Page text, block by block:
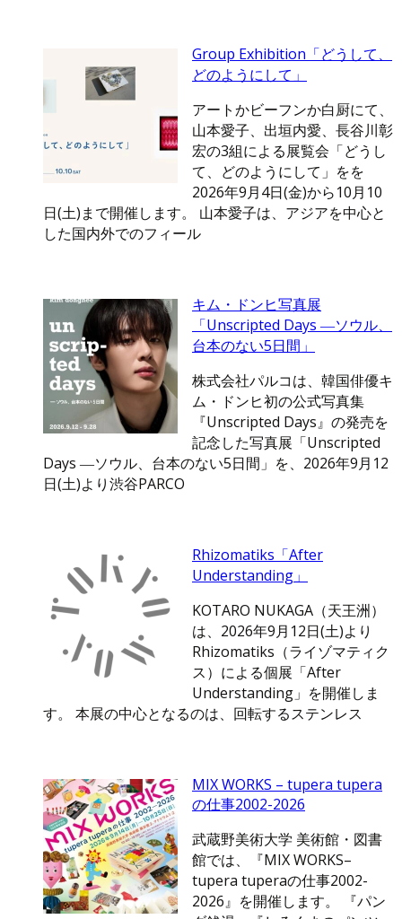
Group Exhibition「どうして、
どのようにして」
アートかビーフンか白厨にて、
山本愛子、出垣内愛、長谷川彰
宏の3組による展覧会「どうし
て、どのようにして」をを
2026年9月4日(金)から10月10
日(土)まで開催します。 山本愛子は、アジアを中心と
した国内外でのフィール
キム・ドンヒ写真展
「Unscripted Days ―ソウル、
台本のない5日間」
株式会社パルコは、韓国俳優キ
ム・ドンヒ初の公式写真集
『Unscripted Days』の発売を
記念した写真展「Unscripted
Days ―ソウル、台本のない5日間」を、2026年9月12
日(土)より渋谷PARCO
Rhizomatiks「After
Understanding」
KOTARO NUKAGA（天王洲）
は、2026年9月12日(土)より
Rhizomatiks（ライゾマティク
ス）による個展「After
Understanding」を開催しま
す。 本展の中心となるのは、回転するステンレス
MIX WORKS – tupera tupera
の仕事2002-2026
武蔵野美術大学 美術館・図書
館では、『MIX WORKS–
tupera tuperaの仕事2002-
2026』を開催します。 『パン